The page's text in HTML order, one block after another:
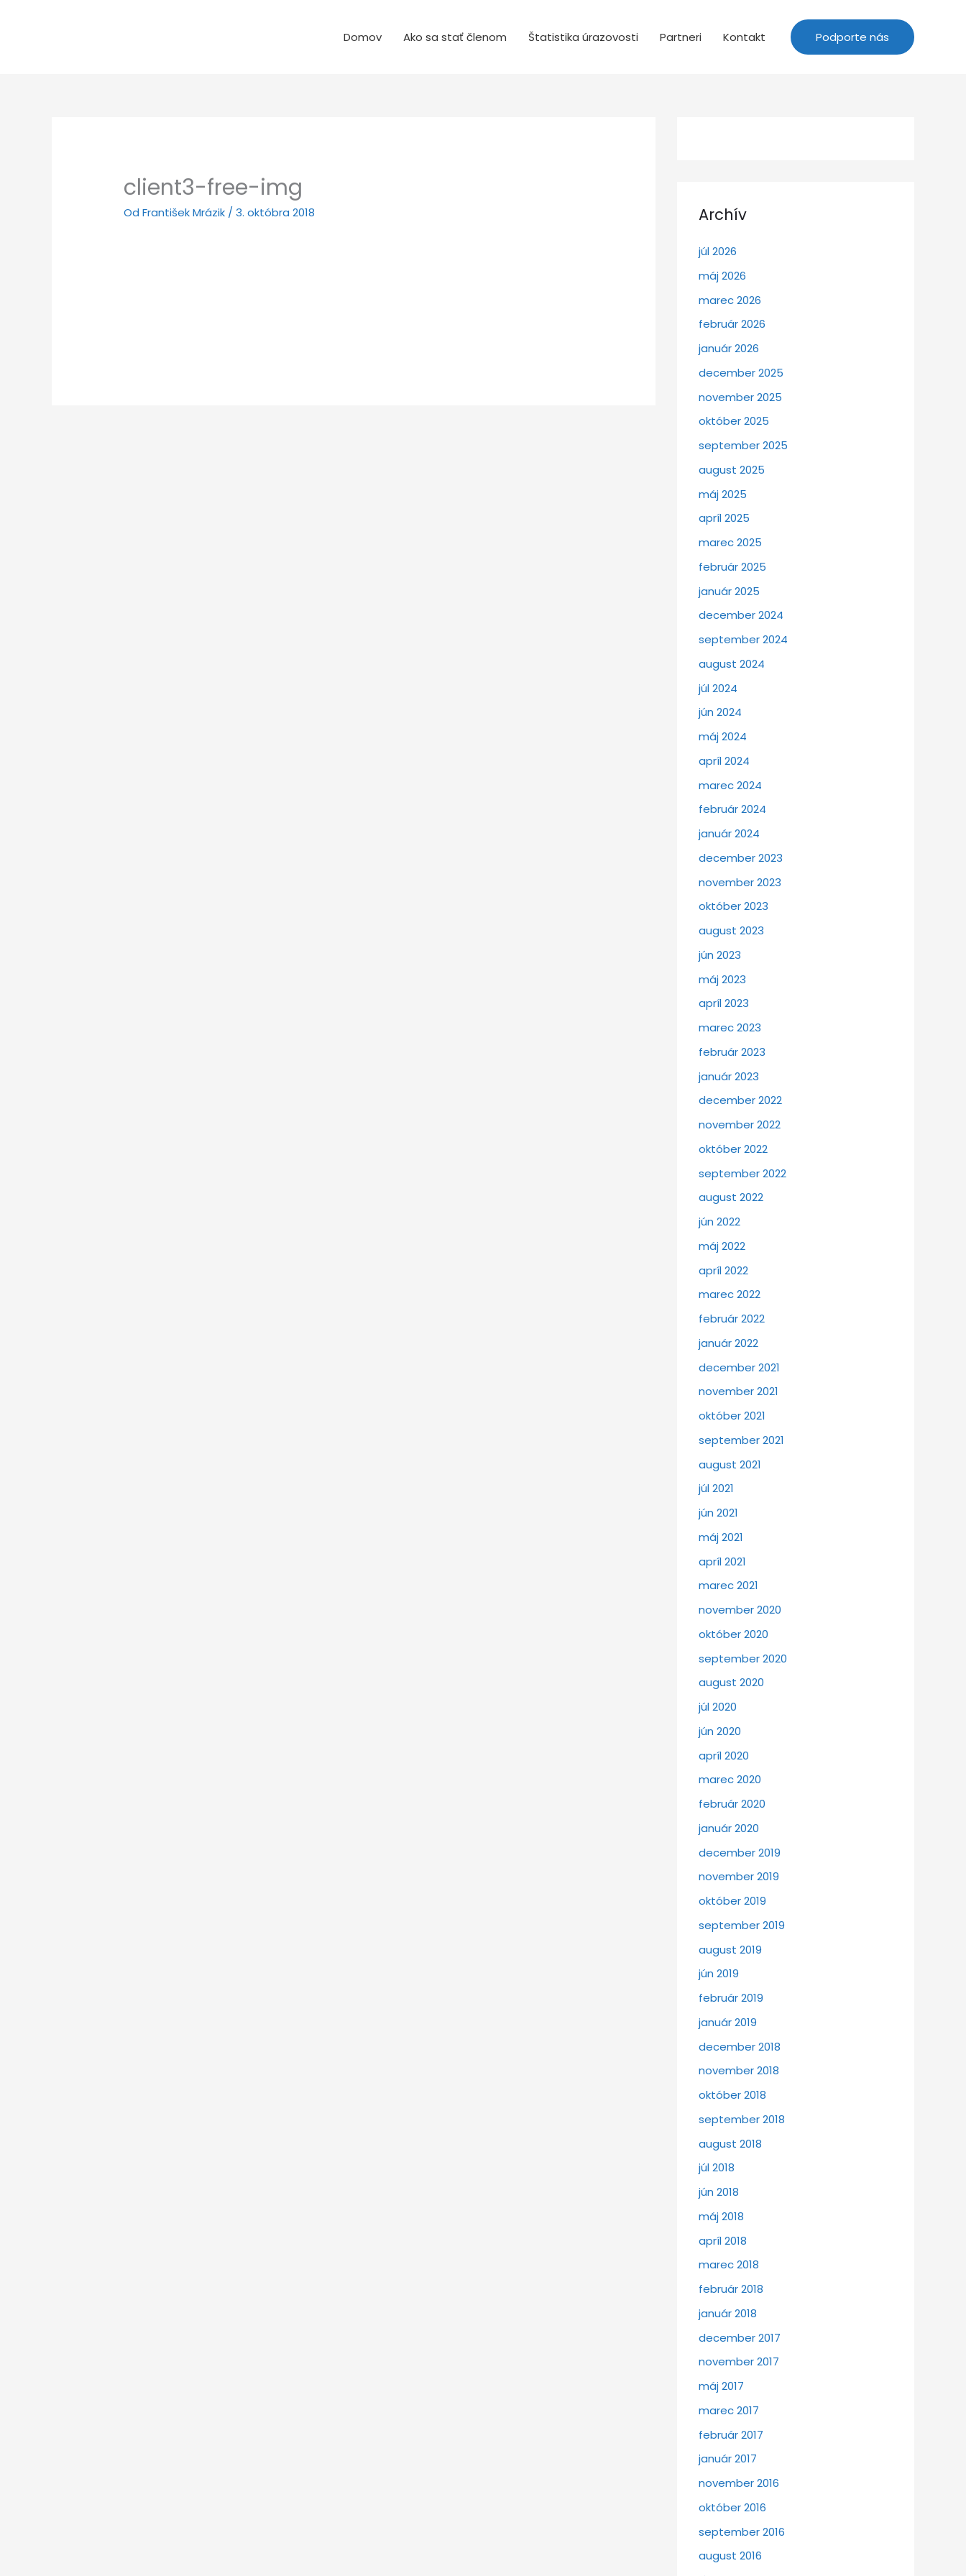
Domov Ako sa stať členom Štatistika úrazovosti Partneri Kontakt Podporte nás
client3-free-img
Od František Mrázik /3. októbra 2018 Archív
júl 2026
máj 2026
marec 2026
február 2026
január 2026
december 2025
november 2025
október 2025
september 2025
august 2025
máj 2025
apríl 2025
marec 2025
február 2025
január 2025
december 2024
september 2024
august 2024
júl 2024
jún 2024
máj 2024
apríl 2024
marec 2024
február 2024
január 2024
december 2023
november 2023
október 2023
august 2023
jún 2023
máj 2023
apríl 2023
marec 2023
február 2023
január 2023
december 2022
november 2022
október 2022
september 2022
august 2022
jún 2022
máj 2022
apríl 2022
marec 2022
február 2022
január 2022
december 2021
november 2021
október 2021
september 2021
august 2021
júl 2021
jún 2021
máj 2021
apríl 2021
marec 2021
november 2020
október 2020
september 2020
august 2020
júl 2020
jún 2020
apríl 2020
marec 2020
február 2020
január 2020
december 2019
november 2019
október 2019
september 2019
august 2019
jún 2019
február 2019
január 2019
december 2018
november 2018
október 2018
september 2018
august 2018
júl 2018
jún 2018
máj 2018
apríl 2018
marec 2018
február 2018
január 2018
december 2017
november 2017
máj 2017
marec 2017
február 2017
január 2017
november 2016
október 2016
september 2016
august 2016